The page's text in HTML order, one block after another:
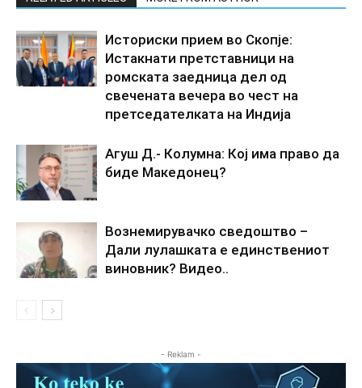
Историски прием во Скопје:
Истакнати претставници на
ромската заедница дел од
свечената вечера во чест на
претседателката на Индија
Агуш Д.- Колумна: Кој има право да
биде Македонец?
Вознемирувачко сведоштво –
Дали лулашката е единствениот
виновник? Видео..
- Reklam -